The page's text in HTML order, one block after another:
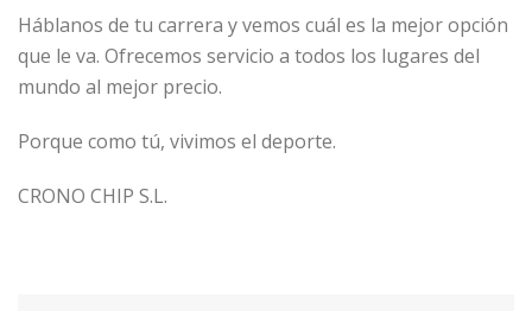
Háblanos de tu carrera y vemos cuál es la mejor opción
que le va. Ofrecemos servicio a todos los lugares del
mundo al mejor precio.
Porque como tú, vivimos el deporte.
CRONO CHIP S.L.